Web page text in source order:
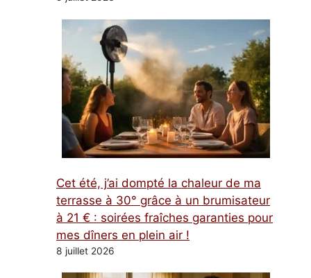
Cet été, j’ai dompté la chaleur de ma
terrasse à 30° grâce à un brumisateur
à 21 € : soirées fraîches garanties pour
mes dîners en plein air !
8 juillet 2026